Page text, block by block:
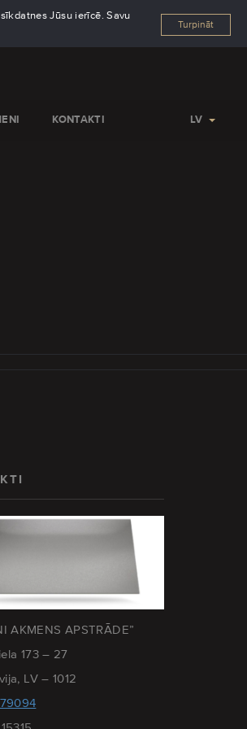
Jūsu ierīcē. Savu
Turpināt
KONTAKTI LV
AKMENS APSTRĀDE”
173 – 27
LV – 1012